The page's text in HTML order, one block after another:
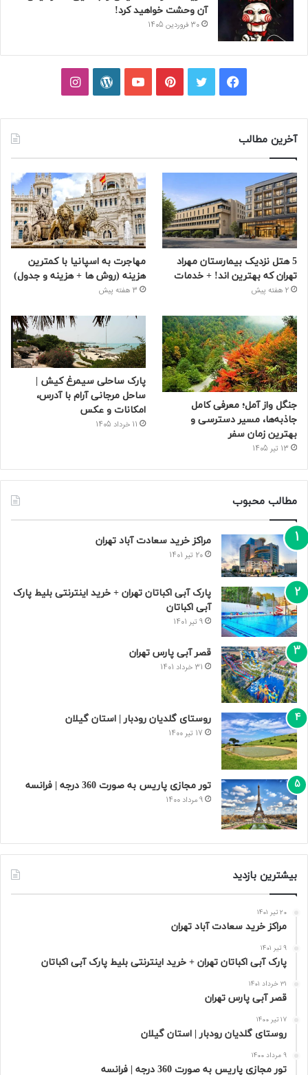
آن وحشت خواهید کرد!
30 فروردین 1405
فیسبوکتوییترپینتریستیوتیوبوردپرساینستاگرام
آخرین مطالب
5 هتل نزدیک بیمارستان مهراد
تهران که بهترین‌ اند! + خدمات
2 هفته پیش
مهاجرت به اسپانیا با کمترین
هزینه (روش ها + هزینه و جدول)
3 هفته پیش
جنگل واز آمل؛ معرفی کامل
جاذبه‌ها، مسیر دسترسی و
بهترین زمان سفر
13 تیر 1405
پارک ساحلی سیمرغ کیش |
ساحل مرجانی آرام با آدرس،
امکانات و عکس
11 خرداد 1405
مطالب محبوب
مراکز خرید سعادت‌ آباد تهران
20 تیر 1401
پارک آبی اکباتان تهران + خرید اینترنتی بلیط پارک
آبی اکباتان
9 تیر 1401
قصر آبی پارس تهران
31 خرداد 1401
روستای گلدیان رودبار | استان گیلان
17 تیر 1400
تور مجازی پاریس به صورت 360 درجه | فرانسه
9 مرداد 1400
بیشترین بازدید
20 تیر 1401
مراکز خرید سعادت‌ آباد تهران
9 تیر 1401
پارک آبی اکباتان تهران + خرید اینترنتی بلیط پارک آبی اکباتان
31 خرداد 1401
قصر آبی پارس تهران
17 تیر 1400
روستای گلدیان رودبار | استان گیلان
9 مرداد 1400
تور مجازی پاریس به صورت 360 درجه | فرانسه